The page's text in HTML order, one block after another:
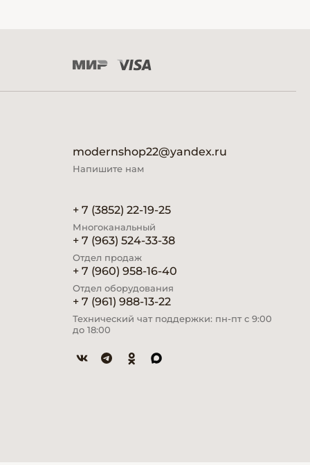
modernshop22@yandex.ru
Напишите нам
+ 7 (3852) 22-19-25
Многоканальный
+ 7 (963) 524-33-38
Отдел продаж
+ 7 (960) 958-16-40
Отдел оборудования
+ 7 (961) 988-13-22
Технический чат поддержки: пн-пт с 9:00
до 18:00